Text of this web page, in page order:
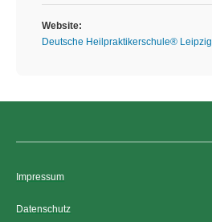
Website:
Deutsche Heilpraktikerschule® Leipzig
Impressum
Datenschutz